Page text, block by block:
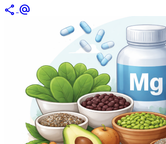
share alternate_email